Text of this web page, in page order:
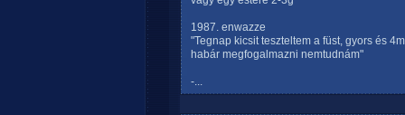
1987. enwazze
"Tegnap kicsit teszteltem a füst, gyors és
habár megfogalmazni nemtudnám"
-...